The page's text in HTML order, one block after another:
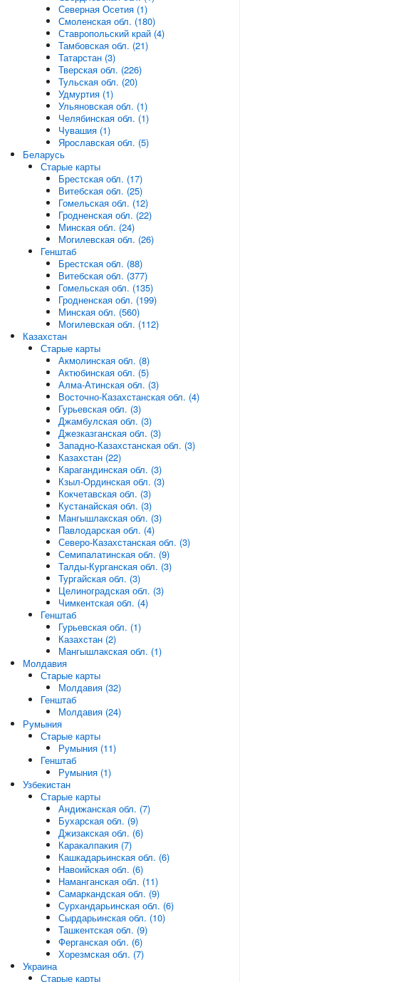
Северная Осетия (1)
Смоленская обл. (180)
Ставропольский край (4)
Тамбовская обл. (21)
Татарстан (3)
Тверская обл. (226)
Тульская обл. (20)
Удмуртия (1)
Ульяновская обл. (1)
Челябинская обл. (1)
Чувашия (1)
Ярославская обл. (5)
Беларусь
Старые карты
Брестская обл. (17)
Витебская обл. (25)
Гомельская обл. (12)
Гродненская обл. (22)
Минская обл. (24)
Могилевская обл. (26)
Генштаб
Брестская обл. (88)
Витебская обл. (377)
Гомельская обл. (135)
Гродненская обл. (199)
Минская обл. (560)
Могилевская обл. (112)
Казахстан
Старые карты
Акмолинская обл. (8)
Актюбинская обл. (5)
Алма-Атинская обл. (3)
Восточно-Казахстанская обл. (4)
Гурьевская обл. (3)
Джамбулская обл. (3)
Джезказганская обл. (3)
Западно-Казахстанская обл. (3)
Казахстан (22)
Карагандинская обл. (3)
Кзыл-Ординская обл. (3)
Кокчетавская обл. (3)
Кустанайская обл. (3)
Мангышлакская обл. (3)
Павлодарская обл. (4)
Северо-Казахстанская обл. (3)
Семипалатинская обл. (9)
Талды-Курганская обл. (3)
Тургайская обл. (3)
Целиноградская обл. (3)
Чимкентская обл. (4)
Генштаб
Гурьевская обл. (1)
Казахстан (2)
Мангышлакская обл. (1)
Молдавия
Старые карты
Молдавия (32)
Генштаб
Молдавия (24)
Румыния
Старые карты
Румыния (11)
Генштаб
Румыния (1)
Узбекистан
Старые карты
Андижанская обл. (7)
Бухарская обл. (9)
Джизакская обл. (6)
Каракалпакия (7)
Кашкадарьинская обл. (6)
Навоийская обл. (6)
Наманганская обл. (11)
Самаркандская обл. (9)
Сурхандарьинская обл. (6)
Сырдарьинская обл. (10)
Ташкентская обл. (9)
Ферганская обл. (6)
Хорезмская обл. (7)
Украина
Старые карты